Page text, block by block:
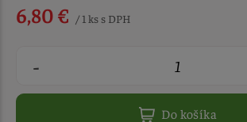
6,80 € / 1 ks s DPH
-
Do košíka